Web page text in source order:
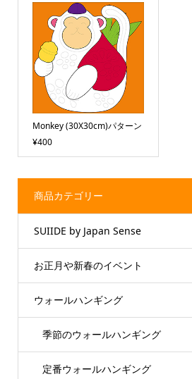
Monkey (30X30cm)パターン
¥400
商品カテゴリー
SUIIDE by Japan Sense
お正月や新春のイベント
ウォールハンギング
季節のウォールハンギング
定番ウォールハンギング